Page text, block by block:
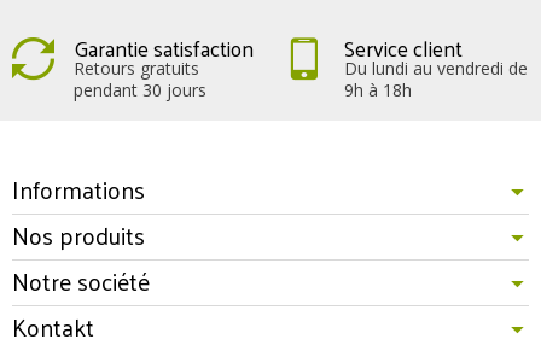
Garantie satisfaction
Retours gratuits
pendant 30 jours
Service client
Du lundi au vendredi de
9h à 18h
Informations
Nos produits
Notre société
Kontakt